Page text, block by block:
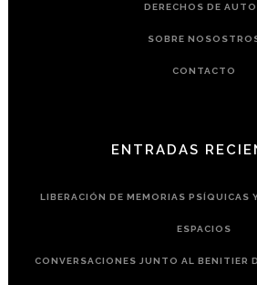
DERECHOS DE
SOBRE
CONTACTO
ENTRADAS
LIBERACIÓN DE MEMORIAS PSÍQUICAS
ESPACIOS
CONVERSACIONES JUNTO AL BENITIER